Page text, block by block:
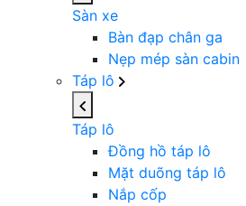
Sàn xe
Bàn đạp chân ga
Nẹp mép sàn cabin
Táp lô
Táp lô
Đồng hồ táp lô
Mặt duõng táp lô
Nắp cốp